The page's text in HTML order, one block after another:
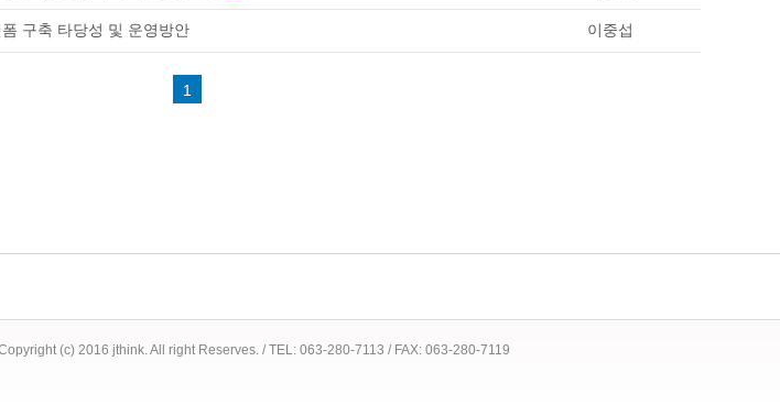
구축 타당성 및 운영방안 이중섭
1
(c) 2016 jthink. All right Reserves. / TEL: 063-280-7113 / FAX: 063-280-7119